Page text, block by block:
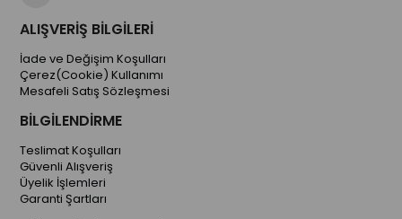
ALIŞVERİŞ BİLGİLERİ
İade ve Değişim Koşulları
Çerez(Cookie) Kullanımı
Mesafeli Satış Sözleşmesi
BİLGİLENDİRME
Teslimat Koşulları
Güvenli Alışveriş
Üyelik İşlemleri
Garanti Şartları